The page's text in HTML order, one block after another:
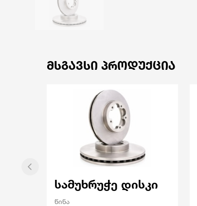
ᲛᲡᲒᲐᲕᲡᲘ ᲞᲠᲝᲓᲣᲥᲪᲘᲐ
სამუხრუჭე დისკი
წინა